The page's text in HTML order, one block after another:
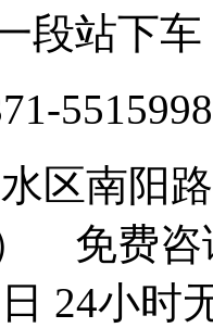
段站下
区南阳
免费咨
24小时